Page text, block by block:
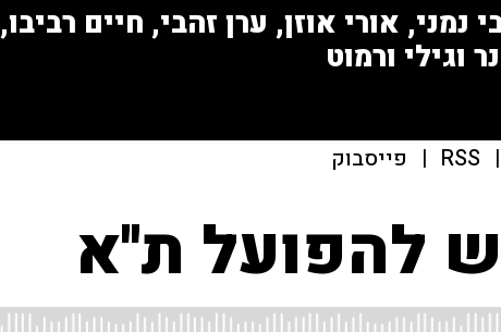
אורי אוזן, ערן זהבי, חיים רביבו,
וגילי ורמוט
|
RSS
| פייסבוק
להפועל ת''א